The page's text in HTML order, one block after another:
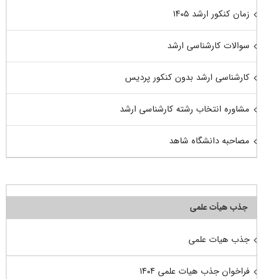
زمان کنکور ارشد ۱۴۰۵
سوالات کارشناسی ارشد
کارشناسی ارشد بدون کنکور پردیس
مشاوره انتخاب رشته کارشناسی ارشد
مصاحبه دانشگاه شاهد
جذب هیأت علمی
جذب هیات علمی
فراخوان جذب هیات علمی ۱۴۰۴